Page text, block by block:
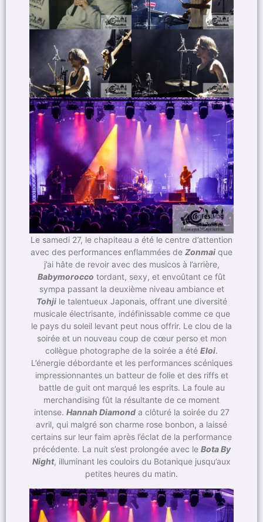
Le samedi 27, le chapiteau a été le centre d’attention
avec des performances enflammées de Zonmai que
j’ai hâte de revoir avec des musicos à l’arrière,
Babymorocco tordant, sexy, et envoûtant ce fût
sympa passant la deuxième niveau ambiance et
Tohjile talentueux Japonais, offrant une diversité
musicale électrisante, indéfinissable comme ce que
le pays du soleil levant peut nous offrir. Le clou de la
soirée et un nouveau coup de cœur perso et mon
collègue photographe de la soirée a été Eloi.
L’énergie débordante et les performances scéniques
impressionnantes un batteur de folie et des riffs et
battle de guit ont marqué les esprits. La foule au
merchandising fût la résultante de ce moment
intense. Hannah Diamonda clôturé la soirée du 27
avril, qui malgré son charme rose bonbon, a laissé
certains sur leur faim après l’éclat de la performance
précédente. La nuit s’est prolongée avec le Bota By
Night, illuminant les couloirs du Botanique jusqu’aux
petites heures du matin.